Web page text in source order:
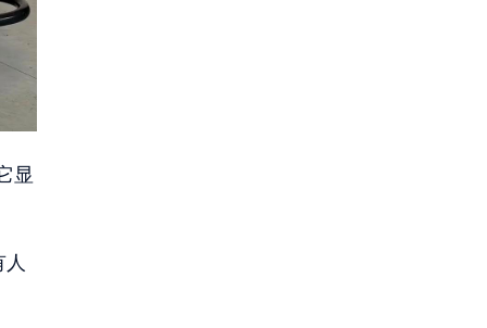
显